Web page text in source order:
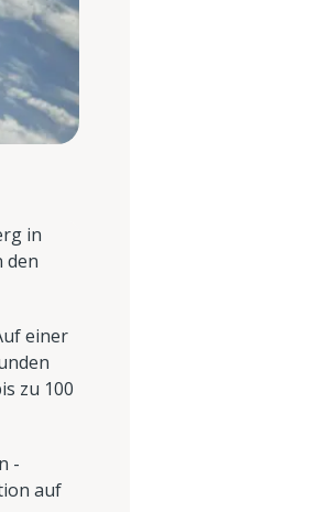
in
den
einer
zu 100
-
auf